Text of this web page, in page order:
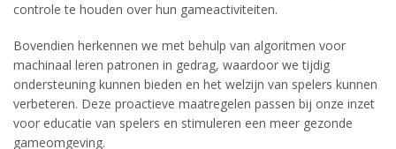
controle te houden over hun gameactiviteiten.
Bovendien herkennen we met behulp van algoritmen voor
machinaal leren patronen in gedrag, waardoor we tijdig
ondersteuning kunnen bieden en het welzijn van spelers kunnen
verbeteren. Deze proactieve maatregelen passen bij onze inzet
voor educatie van spelers en stimuleren een meer gezonde
gameomgeving.